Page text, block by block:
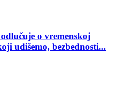
o vremenskoj
udišemo, bezbednosti...